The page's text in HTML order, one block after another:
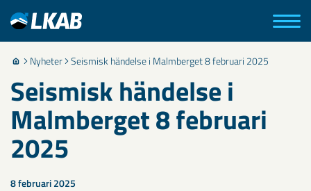
Nyheter Seismisk händelse i Malmberget 8 februari 2025
Seismisk händelse i
Malmberget 8 februari
2025
8 februari 2025